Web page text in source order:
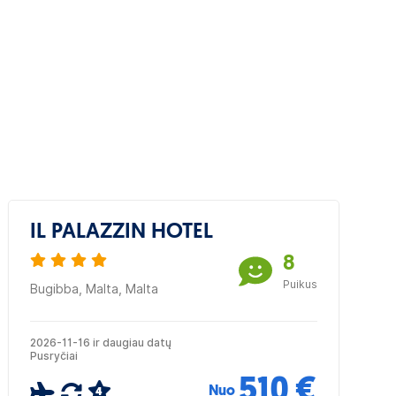
IL PALAZZIN HOTEL
Bugibba, Malta, Malta
8
Puikus
2026-11-16 ir daugiau datų
Pusryčiai
4 Nuo